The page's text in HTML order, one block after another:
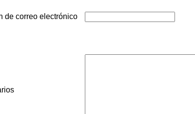
de correo electrónico